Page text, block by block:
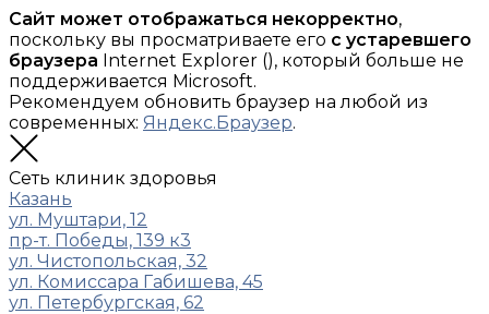
Сайт может отображаться некорректно,
поскольку вы просматриваете его с устаревшего
браузера Internet Explorer (), который больше не
поддерживается Microsoft.
Рекомендуем обновить браузер на любой из
современных: Яндекс.Браузер.
Сеть клиник здоровья
Казань
ул. Муштари, 12
пр-т. Победы, 139 к3
ул. Чистопольская, 32
ул. Комиссара Габишева, 45
ул. Петербургская, 62